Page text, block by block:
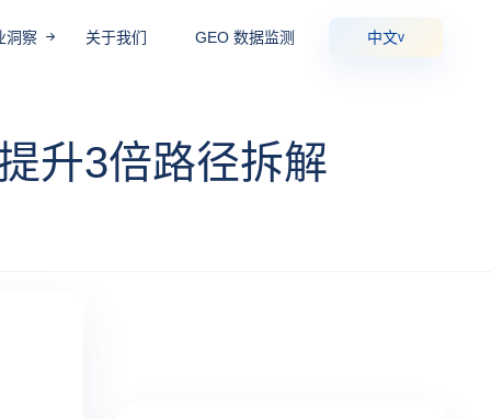
洞察 关于我们 GEO 数据监测 中文v
升3倍路径拆解